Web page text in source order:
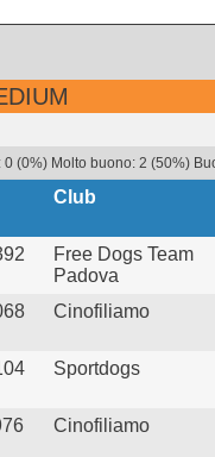
(0%) Molto buono: 2 (50%)
Club
Free Dogs Team
Padova
Cinofiliamo
Sportdogs
Cinofiliamo